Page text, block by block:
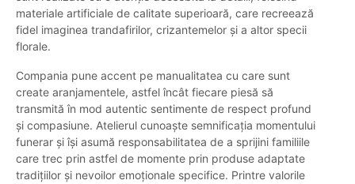
materiale artificiale de calitate superioară, care recreează
fidel imaginea trandafirilor, crizantemelor și a altor specii
florale.
Compania pune accent pe manualitatea cu care sunt
create aranjamentele, astfel încât fiecare piesă să
transmită în mod autentic sentimente de respect profund
și compasiune. Atelierul cunoaște semnificația momentului
funerar și își asumă responsabilitatea de a sprijini familiile
care trec prin astfel de momente prin produse adaptate
tradițiilor și nevoilor emoționale specifice. Printre valorile